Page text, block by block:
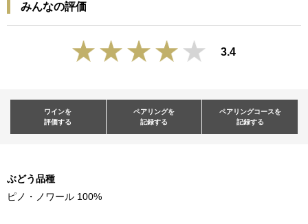
みんなの評価
3.4
ワインを
評価する
ペアリングを
記録する
ペアリングコースを
記録する
ぶどう品種
ピノ・ノワール 100%